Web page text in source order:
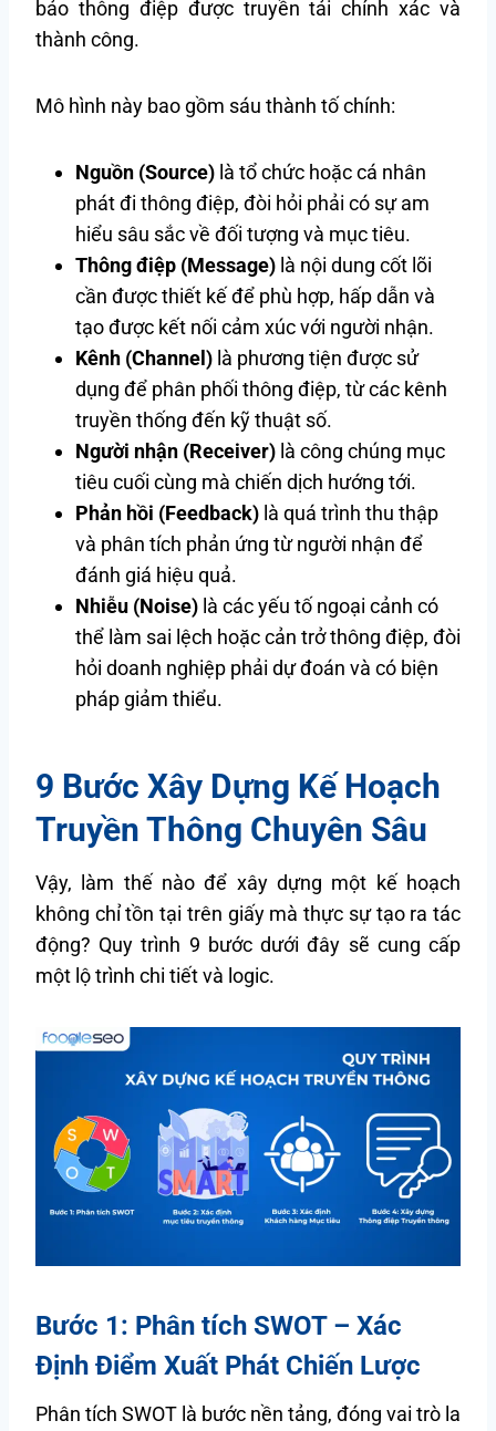
bảo thông điệp được truyền tải chính xác và
thành công.
Mô hình này bao gồm sáu thành tố chính:
Nguồn (Source) là tổ chức hoặc cá nhân
phát đi thông điệp, đòi hỏi phải có sự am
hiểu sâu sắc về đối tượng và mục tiêu.
Thông điệp (Message) là nội dung cốt lõi
cần được thiết kế để phù hợp, hấp dẫn và
tạo được kết nối cảm xúc với người nhận.
Kênh (Channel) là phương tiện được sử
dụng để phân phối thông điệp, từ các kênh
truyền thống đến kỹ thuật số.
Người nhận (Receiver) là công chúng mục
tiêu cuối cùng mà chiến dịch hướng tới.
Phản hồi (Feedback) là quá trình thu thập
và phân tích phản ứng từ người nhận để
đánh giá hiệu quả.
Nhiễu (Noise) là các yếu tố ngoại cảnh có
thể làm sai lệch hoặc cản trở thông điệp, đòi
hỏi doanh nghiệp phải dự đoán và có biện
pháp giảm thiểu.
9 Bước Xây Dựng Kế Hoạch
Truyền Thông Chuyên Sâu
Vậy, làm thế nào để xây dựng một kế hoạch
không chỉ tồn tại trên giấy mà thực sự tạo ra tác
động? Quy trình 9 bước dưới đây sẽ cung cấp
một lộ trình chi tiết và logic.
Bước 1: Phân tích SWOT – Xác
Định Điểm Xuất Phát Chiến Lược
Phân tích SWOT là bước nền tảng, đóng vai trò la